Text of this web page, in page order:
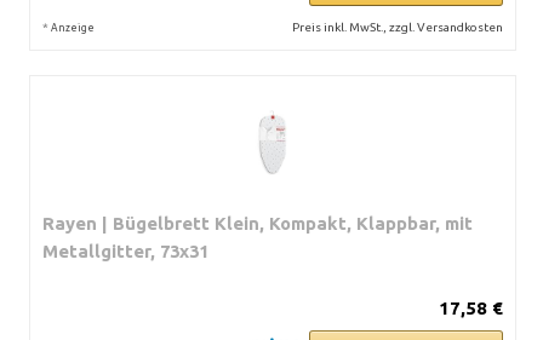
* Anzeige Preis inkl. MwSt., zzgl. Versandkosten
Rayen | Bügelbrett Klein, Kompakt, Klappbar, mit
Metallgitter, 73x31
17,58 €